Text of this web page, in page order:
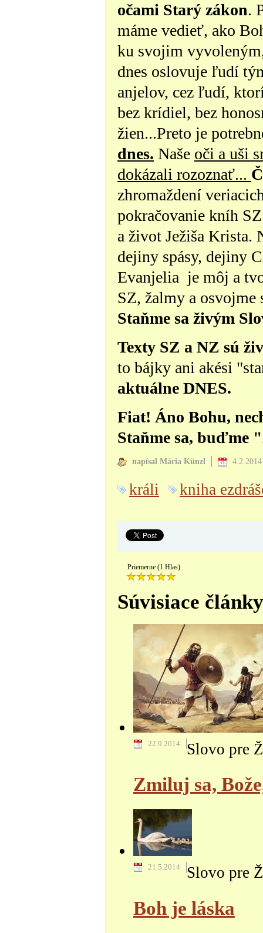
očami Starý zákon.
máme vedieť, ako
ku svojim
dnes oslovuje ľudí
anjelov, cez ľudí,
bez krídiel, bez
žien...Preto je
dnes. Naše oči a uši
dokázali rozoznať...
zhromaždení
pokračovanie kníh
a život Ježiša Krista.
dejiny spásy, dejiny
Evanjelia je môj a
SZ, žalmy a
Staňme sa živým
Texty SZ a NZ sú
to bájky ani akési
aktuálne DNES.
Fiat! Áno Bohu,
Staňme sa, buďme
napísal Mária Künzl
králi kniha
Priemerne (1 Hlas)
Súvisiace články
Slovo pre
22.9.2014
Zmiluj sa,
Slovo pre
21.5.2014
Boh je láska